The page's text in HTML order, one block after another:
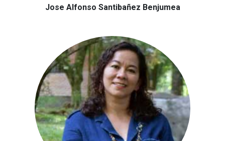
Jose Alfonso Santibañez Benjumea